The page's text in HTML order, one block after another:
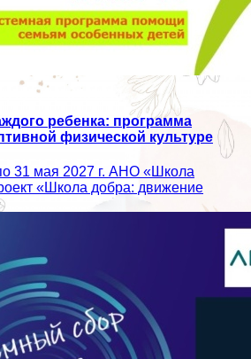
ребенка: программа
физической культуре
31 мая 2027 г. АНО «Школа
«Школа добра: движение